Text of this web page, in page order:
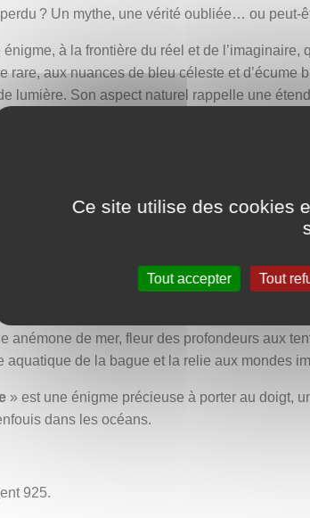
? Un mythe, une vérité oubliée… ou peut-
énigme, à la frontière du réel et de
rare, aux nuances de bleu céleste et
lumière. Son aspect naturel rappelle une
le ciel.
de plus près, on aperçoit de petites
terres oubliées ? Des fragments de mémoire
d’ailleurs la larimar
,
continent disparu. Cette appellation ajoute
rive ?
en argent de la bague est finement gravée
anémone de mer, fleur des profondeurs aux
aquatique de la bague et la relie aux mondes
» est une énigme précieuse à porter au doigt,
dans les océans.
925.
Ce site utilise des cookies
Tout accepter Tout